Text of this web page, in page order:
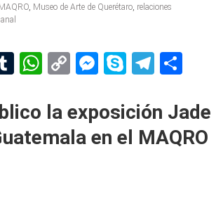
Museo de Arte de Querétaro relaciones
Tumblr
WhatsApp
CopyMessenger
Skype
la exposición Jade
en el MAQRO